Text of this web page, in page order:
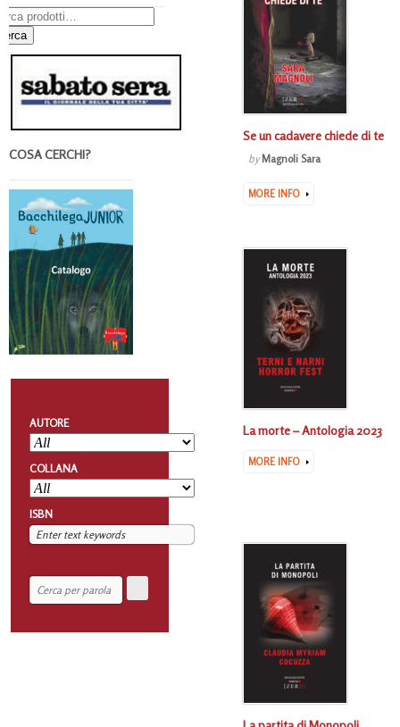
Se un cadavere chiede di te
byMagnoli Sara
MORE INFO
La morte – Antologia 2023
MORE INFO
COSA CERCHI?
AUTORE
COLLANA
ISBN